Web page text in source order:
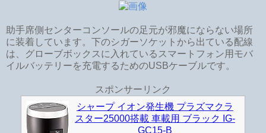
助手席側センターコンソールの足元が邪魔にならない場所
に装着しています。下のシガーソケットから出ている配線
は、グローブボックスに入れているスマートフォン用モバ
イルバッテリーを充電するためのUSBケーブルです。
スポンサーリンク
シャープ イオン発生機 プラズマクラ
スター25000搭載 車載用 ブラック IG-
GC15-B